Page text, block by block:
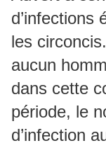
d’infections
les
aucun
dans cette
période, le
d’infection